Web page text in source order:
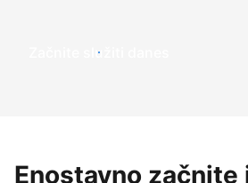
Začnite služiti danes
Enostavno